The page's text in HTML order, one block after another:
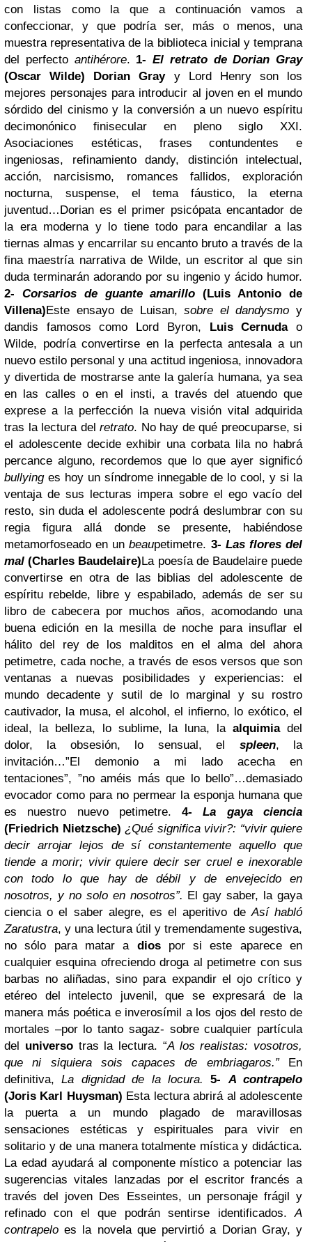
con listas como la que a continuación vamos a
confeccionar, y que podría ser, más o menos, una
muestra representativa de la biblioteca inicial y temprana
del perfecto antihérore. 1- El retrato de Dorian Gray
(Oscar Wilde) Dorian Grayy Lord Henry son los
mejores personajes para introducir al joven en el mundo
sórdido del cinismo y la conversión a un nuevo espíritu
decimonónico finisecular en pleno siglo XXI.
Asociaciones estéticas, frases contundentes e
ingeniosas, refinamiento dandy, distinción intelectual,
acción, narcisismo, romances fallidos, exploración
nocturna, suspense, el tema fáustico, la eterna
juventud…Dorian es el primer psicópata encantador de
la era moderna y lo tiene todo para encandilar a las
tiernas almas y encarrilar su encanto bruto a través de la
fina maestría narrativa de Wilde, un escritor al que sin
duda terminarán adorando por su ingenio y ácido humor.
2- Corsarios de guante amarillo (Luis Antonio de
Villena)Este ensayo de Luisan,sobre el dandysmo y
dandis famosos como Lord Byron, Luis Cernudao
Wilde, podría convertirse en la perfecta antesala a un
nuevo estilo personal y una actitud ingeniosa, innovadora
y divertida de mostrarse ante la galería humana, ya sea
en las calles o en el insti, a través del atuendo que
exprese a la perfección la nueva visión vital adquirida
tras la lectura del retrato. No hay de qué preocuparse, si
el adolescente decide exhibir una corbata lila no habrá
percance alguno, recordemos que lo que ayer significó
bullyinges hoy un síndrome innegable de lo cool, y si la
ventaja de sus lecturas impera sobre el ego vacío del
resto, sin duda el adolescente podrá deslumbrar con su
regia figura allá donde se presente, habiéndose
metamorfoseado en unbeaupetimetre. 3- Las flores del
mal (Charles Baudelaire)La poesía de Baudelaire puede
convertirse en otra de las biblias del adolescente de
espíritu rebelde, libre y espabilado, además de ser su
libro de cabecera por muchos años, acomodando una
buena edición en la mesilla de noche para insuflar el
hálito del rey de los malditos en el alma del ahora
petimetre, cada noche, a través de esos versos que son
ventanas a nuevas posibilidades y experiencias: el
mundo decadente y sutil de lo marginal y su rostro
cautivador, la musa, el alcohol, el infierno, lo exótico, el
ideal, la belleza, lo sublime, la luna, laalquimiadel
dolor, la obsesión, lo sensual, el spleen, la
invitación…”El demonio a mi lado acecha en
tentaciones”, ”no améis más que lo bello”…demasiado
evocador como para no permear la esponja humana que
es nuestro nuevo petimetre.4-La gaya ciencia
(Friedrich Nietzsche) ¿Qué significa vivir?: “vivir quiere
decir arrojar lejos de sí constantemente aquello que
tiende a morir; vivir quiere decir ser cruel e inexorable
con todo lo que hay de débil y de envejecido en
nosotros, y no solo en nosotros”. El gay saber, la gaya
ciencia o el saber alegre, es el aperitivo deAsí habló
Zaratustra, y una lectura útil y tremendamente sugestiva,
no sólo para matar a diospor si este aparece en
cualquier esquina ofreciendo droga al petimetre con sus
barbas no aliñadas, sino para expandir el ojo crítico y
etéreo del intelecto juvenil, que se expresará de la
manera más poética e inverosímil a los ojos del resto de
mortales –por lo tanto sagaz- sobre cualquier partícula
del universotras la lectura. “A los realistas: vosotros,
que ni siquiera sois capaces de embriagaros.” En
definitiva,La dignidad de la locura.5-A contrapelo
(Joris Karl Huysman) Esta lectura abrirá al adolescente
la puerta a un mundo plagado de maravillosas
sensaciones estéticas y espirituales para vivir en
solitario y de una manera totalmente mística y didáctica.
La edad ayudará al componente místico a potenciar las
sugerencias vitales lanzadas por el escritor francés a
través del joven Des Esseintes, un personaje frágil y
refinado con el que podrán sentirse identificados.A
contrapelo es la novela que pervirtió a Dorian Gray, y